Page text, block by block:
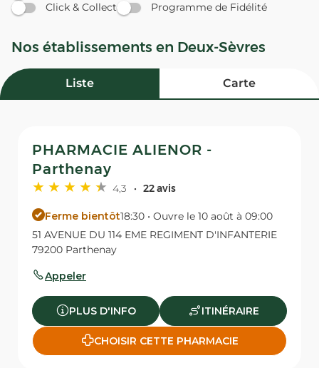
Click & Collect
Programme de Fidélité
Nos établissements en Deux-Sèvres
Liste Carte
PHARMACIE ALIENOR -
Parthenay
4,3 22 avis
Ferme bientôt18:30 • Ouvre le 10 août à 09:00
51 AVENUE DU 114 EME REGIMENT D'INFANTERIE
79200 Parthenay
Appeler
PLUS D'INFO ITINÉRAIRE
CHOISIR CETTE PHARMACIE